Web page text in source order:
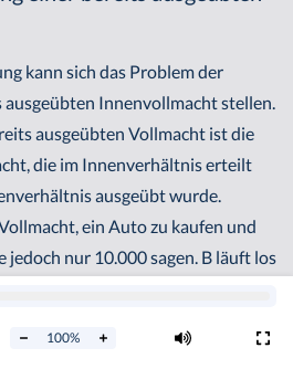
100%
kann sich das Problem der
Innenvollmacht stellen.
ausgeübten Vollmacht ist die
die im Innenverhältnis erteilt
ausgeübt wurde.
ein Auto zu kaufen und
jedoch nur 10.000 sagen. B läuft los
des A ein Auto für 100.000 Euro.
und will insbesondere die